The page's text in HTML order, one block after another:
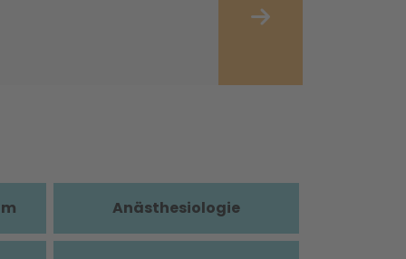
Anästhesiologie